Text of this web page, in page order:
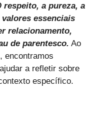
respeito, a pureza, a
essenciais
relacionamento,
de parentesco. Ao
encontramos
a refletir sobre
específico.